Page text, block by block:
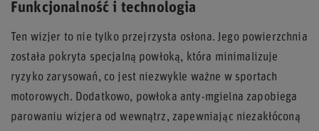
Funkcjonalność i technologia
Ten wizjer to nie tylko przejrzysta osłona. Jego powierzchnia
została pokryta specjalną powłoką, która minimalizuje
ryzyko zarysowań, co jest niezwykle ważne w sportach
motorowych. Dodatkowo, powłoka anty-mgielna zapobiega
parowaniu wizjera od wewnątrz, zapewniając niezakłóconą